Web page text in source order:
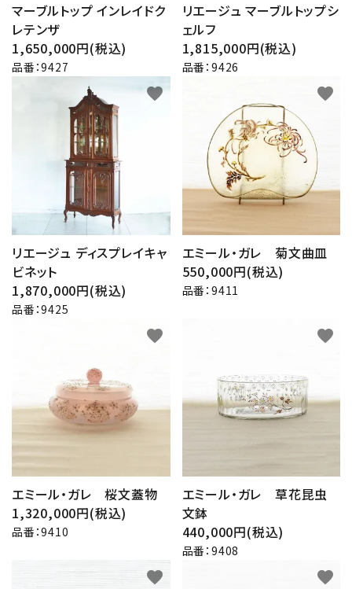
マーブルトップ インレイドク
レテンザ
1,650,000円(税込)
品番：9427
リエージュ マーブルトップシ
ェルフ
1,815,000円(税込)
品番：9426
リエージュ ディスプレイキャ
ビネット
1,870,000円(税込)
品番：9425
favorite
エミール・ガレ 菊文曲皿
550,000円(税込)
品番：9411
favorite
エミール・ガレ 桜文蓋物
1,320,000円(税込)
品番：9410
favorite
エミール・ガレ 草花昆虫
文鉢
440,000円(税込)
品番：9408
favorite
favorite favorite